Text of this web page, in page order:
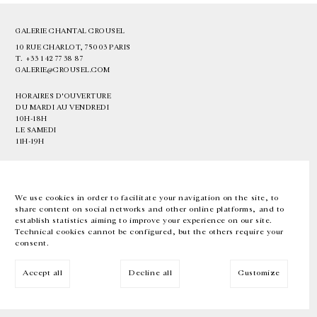
We use cookies in order to facilitate your navigation on the site, to
share content on social networks and other online platforms, and to
establish statistics aiming to improve your experience on our site.
Technical cookies cannot be configured, but the others require your
consent.
Accept all Decline all Customize
GALERIE CHANTAL CROUSEL
10 RUE CHARLOT, 75003 PARIS
T. +33 1 42 77 38 87
GALERIE@CROUSEL.COM
HORAIRES D'OUVERTURE
DU MARDI AU VENDREDI
10H-18H
LE SAMEDI
11H-19H
EN FR 中文 Facebook Instagram
Inscrivez-vous à notre newsletter